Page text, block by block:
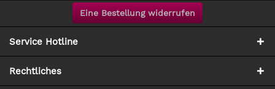
Eine Bestellung widerrufen
Service Hotline
Rechtliches